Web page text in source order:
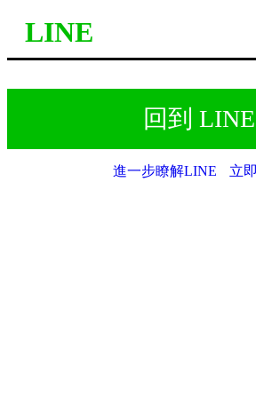
LINE
回到 LINE
進一步瞭解LINE 立